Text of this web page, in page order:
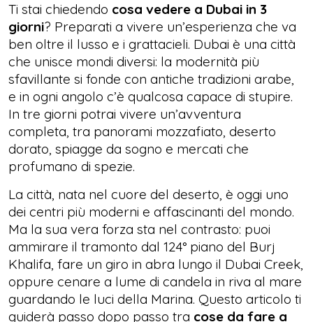
Ti stai chiedendo cosa vedere a Dubai in 3
giorni? Preparati a vivere un’esperienza che va
ben oltre il lusso e i grattacieli. Dubai è una città
che unisce mondi diversi: la modernità più
sfavillante si fonde con antiche tradizioni arabe,
e in ogni angolo c’è qualcosa capace di stupire.
In tre giorni potrai vivere un’avventura
completa, tra panorami mozzafiato, deserto
dorato, spiagge da sogno e mercati che
profumano di spezie.
La città, nata nel cuore del deserto, è oggi uno
dei centri più moderni e affascinanti del mondo.
Ma la sua vera forza sta nel contrasto: puoi
ammirare il tramonto dal 124° piano del Burj
Khalifa, fare un giro in abra lungo il Dubai Creek,
oppure cenare a lume di candela in riva al mare
guardando le luci della Marina. Questo articolo ti
guiderà passo dopo passo tra cose da fare a